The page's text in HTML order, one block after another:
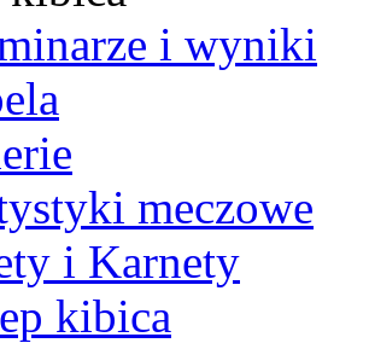
i wyniki
meczowe
i Karnety
kibica